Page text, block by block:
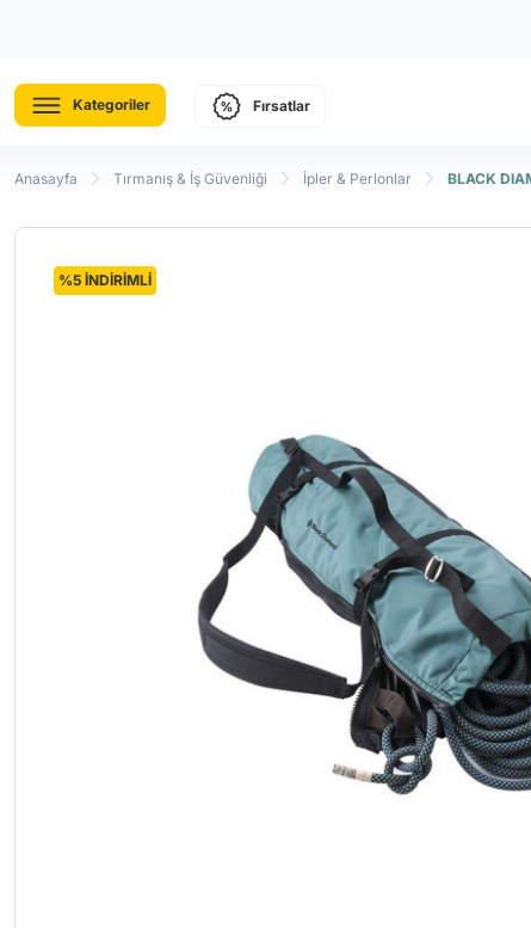
Kategoriler Fırsatlar
Anasayfa Tırmanış & İş Güvenliği İpler & Perlonlar BLACK
%5 İNDİRİMLİ